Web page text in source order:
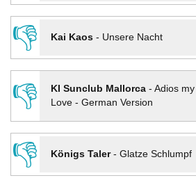
👎
Kai Kaos- Unsere Nacht
👎
KI Sunclub Mallorca- Adios
Love - German Version
👎
Königs Taler- Glatze Schlumpf